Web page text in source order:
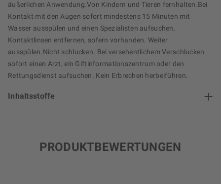
äußerlichen Anwendung.Von Kindern und Tieren fernhalten.Bei
Kontakt mit den Augen sofort mindestens 15 Minuten mit
Wasser ausspülen und einen Spezialisten aufsuchen.
Kontaktlinsen entfernen, sofern vorhanden. Weiter
ausspülen.Nicht schlucken. Bei versehentlichem Verschlucken
sofort einen Arzt, ein Giftinformationszentrum oder den
Rettungsdienst aufsuchen. Kein Erbrechen herbeiführen.
Inhaltsstoffe
PRODUKTBEWERTUNGEN